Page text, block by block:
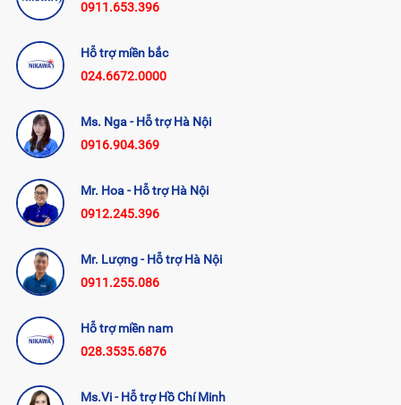
0911.653.396
Hỗ trợ miền bắc
024.6672.0000
Ms. Nga - Hỗ trợ Hà Nội
0916.904.369
Mr. Hoa - Hỗ trợ Hà Nội
0912.245.396
Mr. Lượng - Hỗ trợ Hà Nội
0911.255.086
Hỗ trợ miền nam
028.3535.6876
Ms.Vi - Hỗ trợ Hồ Chí Minh